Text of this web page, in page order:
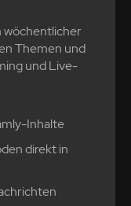
wöchentlicher
Themen und
und Live-
Inhalte
direkt in